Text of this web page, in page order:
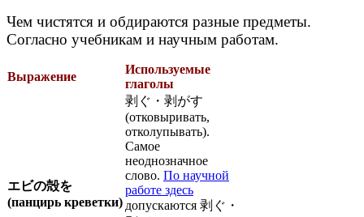
Чем чистятся и обдираются разные предметы.
Согласно учебникам и научным работам.
Выражение
Используемые
глаголы
エビの殻を
(панцирь креветки)
剥ぐ・剥がす
(отковыривать,
отколупывать).
Самое
неоднозначное
слово. По научной
работе здесь
допускаются 剥ぐ・